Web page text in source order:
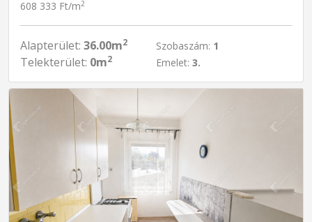
608 333 Ft/m2
Alapterület: 36.00m2
Telekterület: 0m2
Szobaszám: 1
Emelet: 3.